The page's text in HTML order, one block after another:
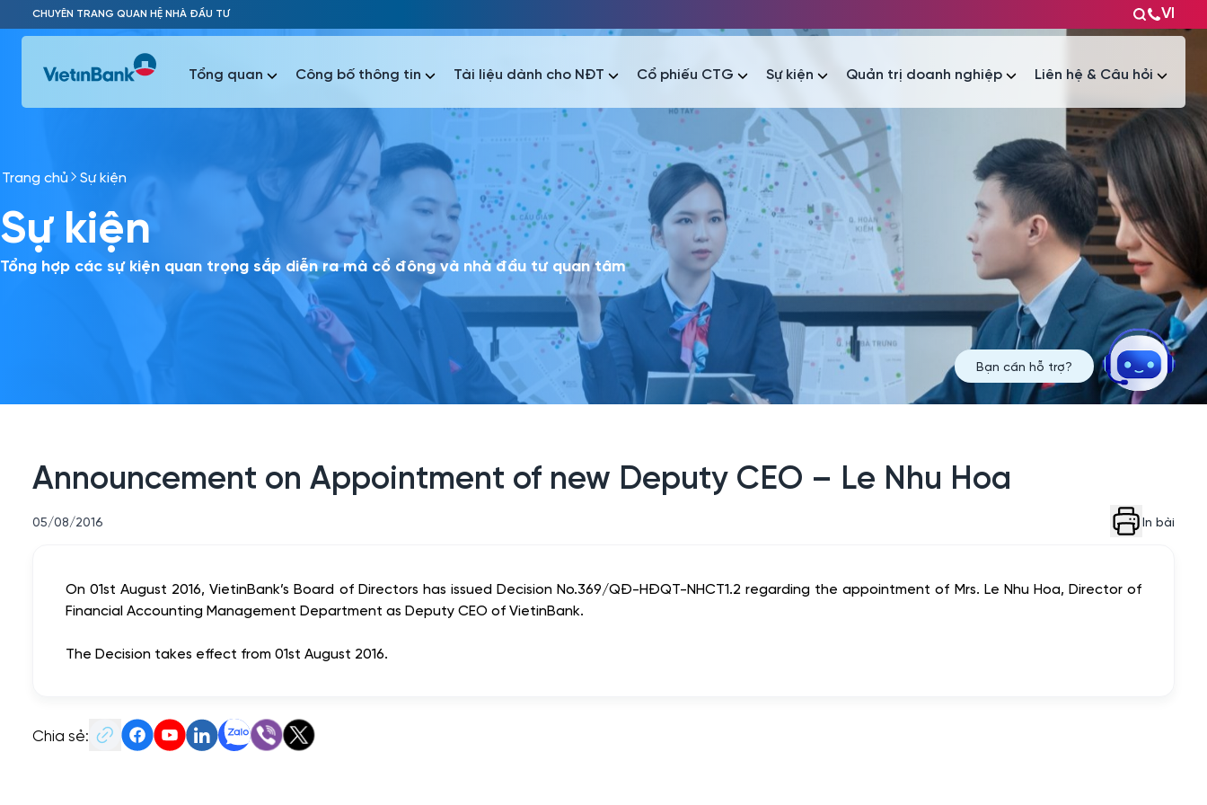
Skip to Main Content
CHUYÊN TRANG QUAN HỆ NHÀ ĐẦU TƯ VI
Phổ biến nhất
Báo cáo tài chính Thông tin giao dịch Công bố thông tin Sự kiện
Tổng quan Công bố thông tin Tài liệu dành cho NĐT Cổ phiếu CTG Sự kiện Quản trị doanh nghiệp Liên hệ & Câu hỏi
Phổ biến nhất
Thông tin giao dịch Công bố thông tin Tài liệu
Trang chủ Sự kiện
Sự kiện
Tổng hợp các sự kiện quan trọng sắp diễn ra mà cổ đông và nhà đầu tư quan tâm
Announcement on Appointment of new Deputy CEO – Le Nhu Hoa
05/08/2016 In bài
On 01st August 2016, VietinBank’s Board of Directors has issued Decision No.369/QĐ-HĐQT-NHCT1.2 regarding the appointment of Mrs. Le Nhu Hoa, Director of
Financial Accounting Management Department as Deputy CEO of VietinBank.
The Decision takes effect from 01st August 2016.
Chia sẻ:
Bạn cần hỗ trợ?